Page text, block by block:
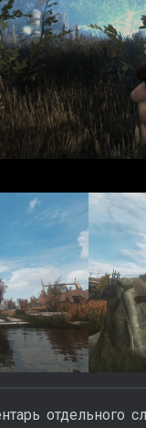
отдельного